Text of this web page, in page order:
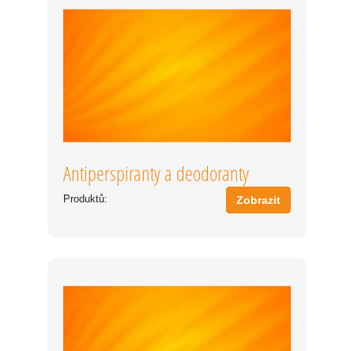
Antiperspiranty a deodoranty
Produktů: Zobrazit